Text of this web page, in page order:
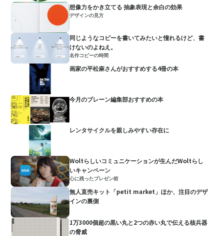
想像力をかき立てる 抽象表現と余白の効果
デザインの見方
同じようなコピーを書いてみたいと憧れるけど、書
けないのよねえ。
名作コピーの時間
画家の平松麻さんがおすすめする4冊の本
今月のブレーン編集部おすすめの本
レンタサイクルを親しみやすい存在に
Woltらしいコミュニケーションが生んだWoltらし
いキャンペーン
心に残ったプレゼン術
無人直売キット「petit market」ほか、注目のデザ
インの裏側
1万3000個超の黒い丸と2つの赤い丸で伝える核兵器
の脅威